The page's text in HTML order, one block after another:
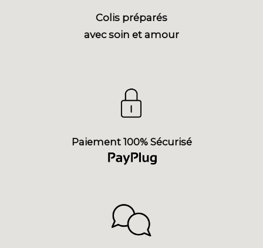
Colis préparés
avec soin et amour
Paiement 100% Sécurisé